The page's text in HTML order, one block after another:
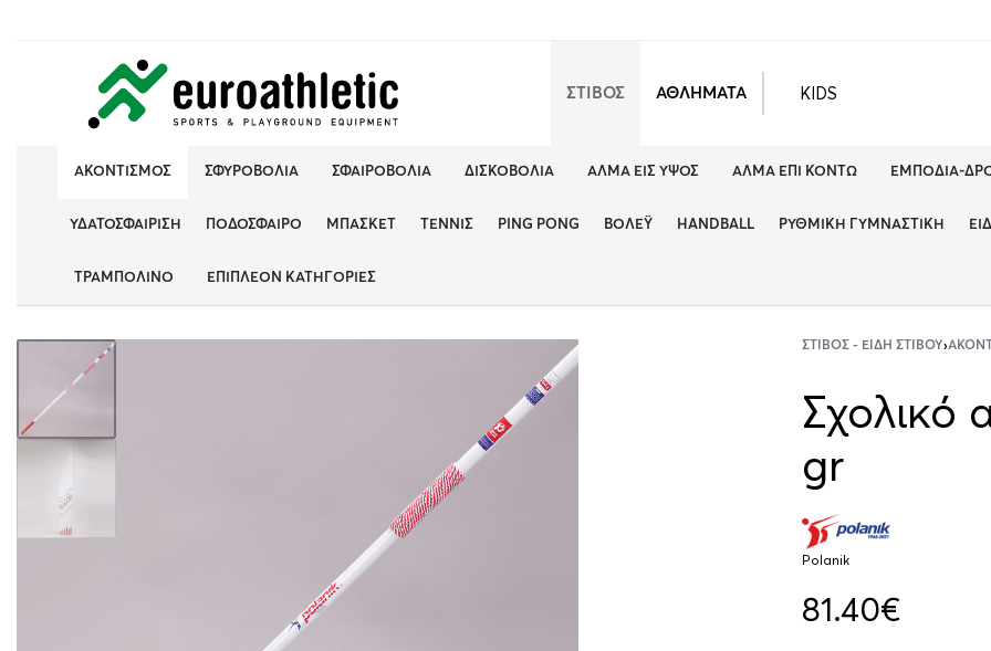
ΣΤΙΒΟΣ ΑΘΛΗΜΑΤΑ KIDS
ΑΚΟΝΤΙΣΜΌΣ ΣΦΥΡΟΒΟΛΊΑ ΣΦΑΙΡΟΒΟΛΊΑ ΔΙΣΚΟΒΟΛΊΑ ΆΛΜΑ ΕΙΣ ΎΨΟΣ ΆΛΜΑ ΕΠΊ ΚΟΝΤΏ ΕΜΠΌΔΙΑ-
ΥΔΑΤΟΣΦΑΊΡΙΣΗ ΠΟΔΌΣΦΑΙΡΟ ΜΠΆΣΚΕΤ ΤΈΝΝΙΣ PING PONG ΒΌΛΕΫ HANDBALL ΡΥΘΜΙΚΉ ΓΥΜΝΑΣΤΙΚΉ
ΤΡΑΜΠΟΛΊΝΟ ΕΠΙΠΛΈΟΝ ΚΑΤΗΓΟΡΊΕΣ
ΣΤΊΒΟΣ - ΕΊΔΗ ΣΤΊΒΟΥ›
Σχολικό
gr
Polanik
81.40€